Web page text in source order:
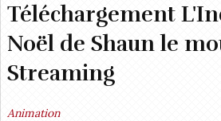
Téléchargement
Noël de Shaun le
Streaming
Animation